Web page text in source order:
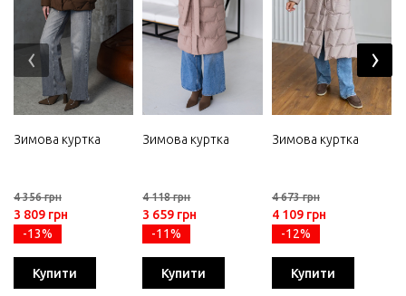
Зимова куртка
4 356 грн
3 809 грн
-13%
Купити
Зимова куртка
4 118 грн
3 659 грн
-11%
Купити
Зимова куртка
4 673 грн
4 109 грн
-12%
Купити
‹ ›